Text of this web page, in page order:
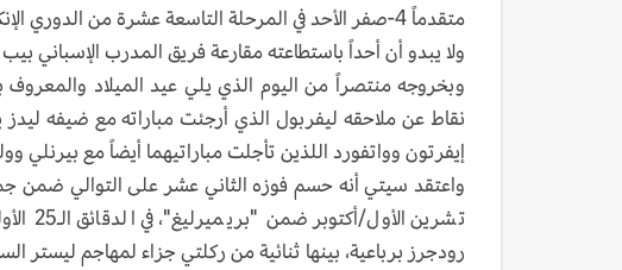
متقدماً 4-صفر الأحد في المرحلة التاسعة عشرة من الدوري الإنكليزي لكرة القدم.
ولا يبدو أن أحداً باستطاعته مقارعة فريق المدرب الإسباني
وبخروجه منتصراً من اليوم الذي يلي عيد الميلاد والمعروف
نقاط عن ملاحقه ليفربول الذي أرجئت مباراته مع ضيفه
إيفرتون وواتفورد اللذين تأجلت مباراتيهما أيضاً مع بيرنلي
رودجرز برباعية، بينها ثنائية من ركلتي جزاء لمهاجم ليستر